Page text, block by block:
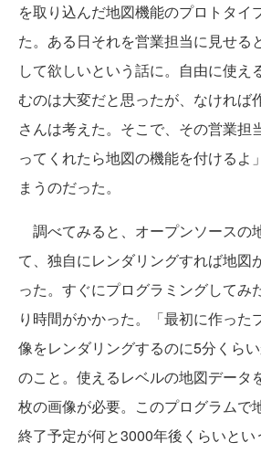
を取り込んだ地図機能のプロトタイ
た。ある日それを営業担当に見せる
して欲しいという話に。自由に使え
むのは大変だと思ったが、なければ
さんは考えた。そこで、その営業担
ってくれたら地図の機能を付けるよ
まうのだった。
調べてみると、オープンソースの
て、独自にレンダリングすれば地図
った。すぐにプログラミングしてみ
り時間がかかった。「最初に作った
像をレンダリングするのに5分くら
のこと。使えるレベルの地図データ
枚の画像が必要。このプログラムで
終了予定が何と3000年後くらいと